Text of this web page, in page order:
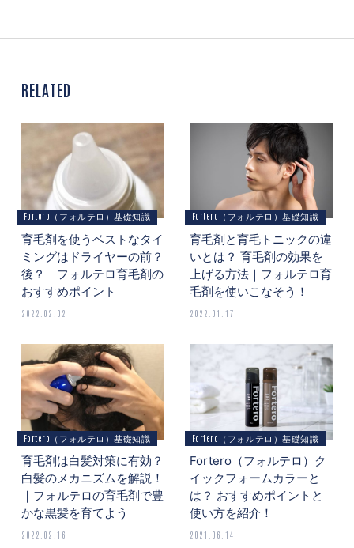
RELATED
Fortero（フォルテロ）基礎知識
育毛剤を使うベストなタイ
ミングはドライヤーの前？
後？｜フォルテロ育毛剤の
おすすめポイント
2022.02.02
Fortero（フォルテロ）基礎知識
育毛剤と育毛トニックの違
いとは？ 育毛剤の効果を
上げる方法｜フォルテロ育
毛剤を使いこなそう！
2022.01.17
Fortero（フォルテロ）基礎知識
育毛剤は白髪対策に有効？
白髪のメカニズムを解説！
｜フォルテロの育毛剤で豊
かな黒髪を育てよう
2022.02.16
Fortero（フォルテロ）基礎知識
Fortero（フォルテロ）ク
イックフォームカラーと
は？ おすすめポイントと
使い方を紹介！
2021.06.14